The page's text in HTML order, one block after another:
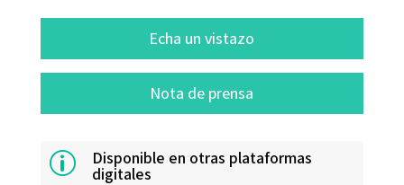
Echa un vistazo
Nota de prensa
p Disponible en otras plataformas
digitales